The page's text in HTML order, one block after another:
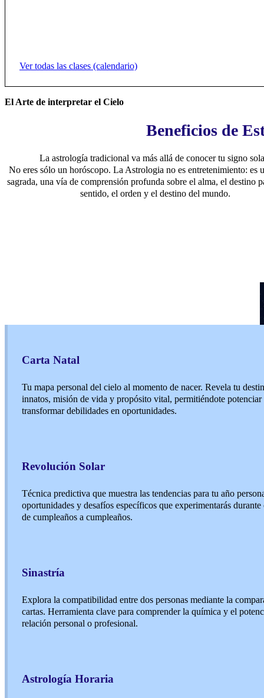
Ver todas las clases (calendario)
El Arte de interpretar el Cielo
Beneficios de
La astrología tradicional va más allá de conocer tu signo
No eres sólo un horóscopo. La Astrologia no es entretenimiento: es
sagrada, una vía de comprensión profunda sobre el alma, el destino
sentido, el orden y el destino del mundo.
Carta Natal
Tu mapa personal del cielo al momento de nacer. Revela tu
innatos, misión de vida y propósito vital, permitiéndote potenciar
transformar debilidades en oportunidades.
Revolución Solar
Técnica predictiva que muestra las tendencias para tu año
oportunidades y desafíos específicos que experimentarás
de cumpleaños a cumpleaños.
Sinastría
Explora la compatibilidad entre dos personas mediante la
cartas. Herramienta clave para comprender la química y el
relación personal o profesional.
Astrología Horaria